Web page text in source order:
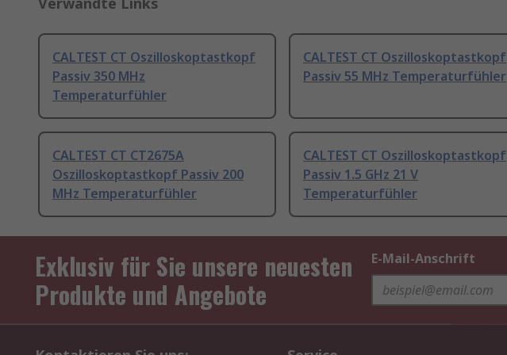
CALTEST CT Oszilloskoptastkopf
Passiv 350 MHz
Temperaturfühler
CALTEST CT Oszilloskoptastkopf
Passiv 55 MHz Temperaturfühler
CALTEST CT CT2675A
Oszilloskoptastkopf Passiv 200
MHz Temperaturfühler
CALTEST CT Oszilloskoptastkopf
Passiv 1.5 GHz 21 V
Temperaturfühler
Exklusiv für Sie unsere neuesten
Produkte und Angebote
E-Mail-Anschrift